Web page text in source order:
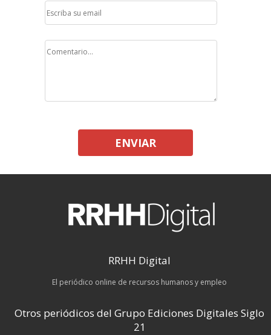
ENVIAR
RRHH Digital
El periódico online de recursos humanos y empleo
Otros periódicos del Grupo Ediciones Digitales Siglo
21